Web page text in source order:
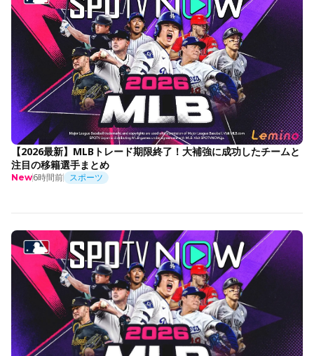
【2026最新】MLBトレード期限終了！大補強に成功したチームと
注目の移籍選手まとめ
New6時間前 スポーツ